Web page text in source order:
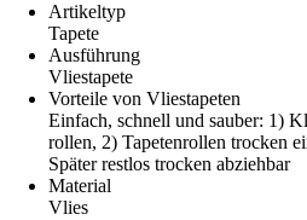
Artikeltyp
Tapete
Ausführung
Vliestapete
Vorteile von Vliestapeten
Einfach, schnell und sauber: 1)
rollen, 2) Tapetenrollen trocken
Später restlos trocken abziehbar
Material
Vlies